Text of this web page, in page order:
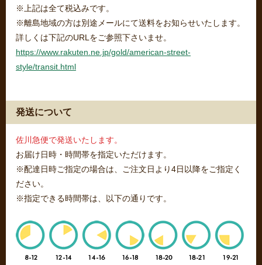
※上記は全て税込みです。
※離島地域の方は別途メールにて送料をお知らせいたします。
詳しくは下記のURLをご参照下さいませ。
https://www.rakuten.ne.jp/gold/american-street-
style/transit.html
発送について
佐川急便で発送いたします。
お届け日時・時間帯を指定いただけます。
※配達日時ご指定の場合は、ご注文日より4日以降をご指定く
ださい。
※指定できる時間帯は、以下の通りです。